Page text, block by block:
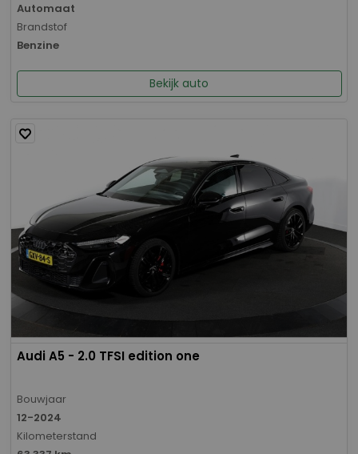
Automaat
Brandstof
Benzine
Bekijk auto
Audi A5 - 2.0 TFSI edition one
Bouwjaar
12-2024
Kilometerstand